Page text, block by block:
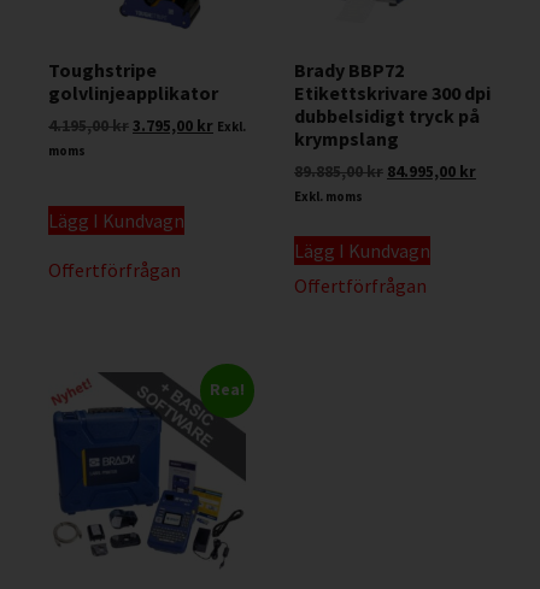
Toughstripe
golvlinjeapplikator
4.195,00kr3.795,00 kr Exkl.
moms
Lägg I Kundvagn
Offertförfrågan
Brady BBP72
Etikettskrivare 300 dpi
dubbelsidigt tryck på
krympslang
89.885,00kr 84.995,00 kr
Exkl. moms
Lägg I Kundvagn
Offertförfrågan
Rea!